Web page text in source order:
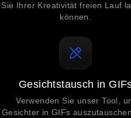
Sie Ihrer Kreativität freien Lauf
können.
Gesichtstausch in
Verwenden Sie unser Tool,
Gesichter in GIFs